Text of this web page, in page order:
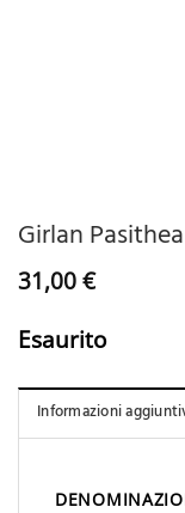
Girlan
31,00€
Esaurito
Informazioni